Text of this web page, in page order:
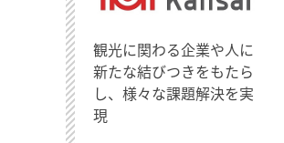
観光に関わる企業や人に
新たな結びつきをもたら
し、様々な課題解決を実
現